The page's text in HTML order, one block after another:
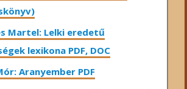
Martel: Lelki eredetű
lexikona PDF, DOC
Aranyember PDF